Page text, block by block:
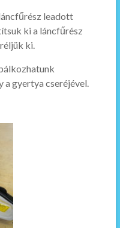
leadott
ki a láncfűrész
ki.
a gyertya cseréjével.